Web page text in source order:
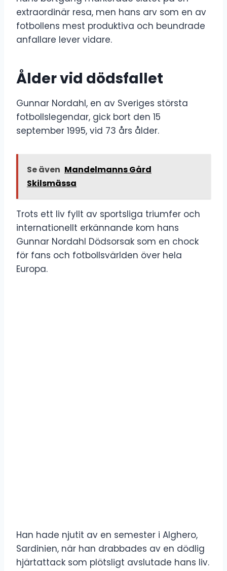
extraordinär resa, men hans arv som en av
fotbollens mest produktiva och beundrade
anfallare lever vidare.
Ålder vid dödsfallet
Gunnar Nordahl, en av Sveriges största
fotbollslegendar, gick bort den 15
september 1995, vid 73 års ålder.
Se även Mandelmanns Gård
Skilsmässa
Trots ett liv fyllt av sportsliga triumfer och
internationellt erkännande kom hans
Gunnar Nordahl Dödsorsak som en chock
för fans och fotbollsvärlden över hela
Europa.
Han hade njutit av en semester i Alghero,
Sardinien, när han drabbades av en dödlig
hjärtattack som plötsligt avslutade hans liv.